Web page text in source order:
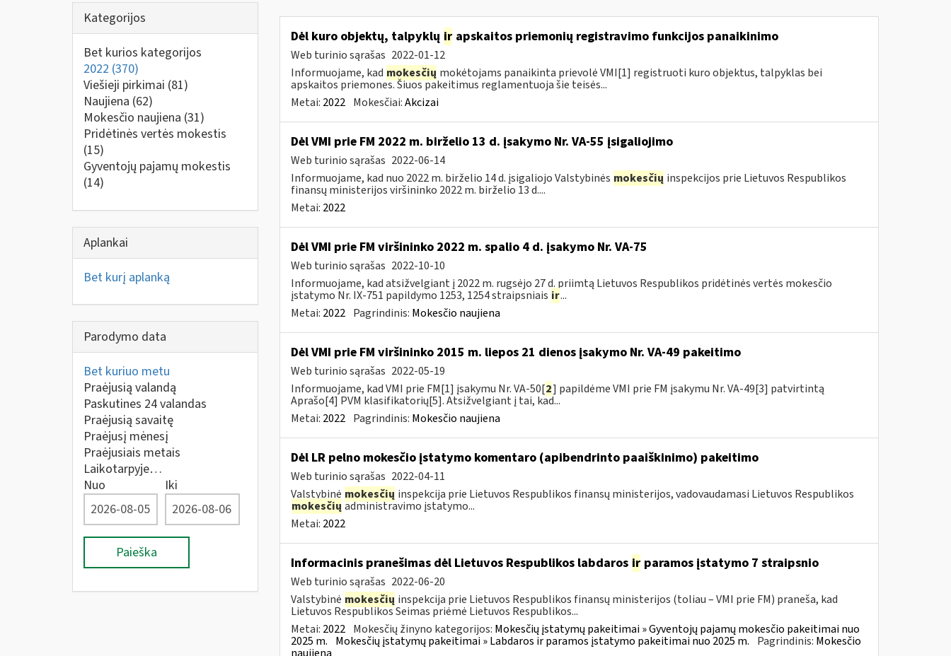
Kategorijos
Bet kurios kategorijos
2022 (370)
Viešieji pirkimai (81)
Naujiena (62)
Mokesčio naujiena (31)
Pridėtinės vertės mokestis
(15)
Gyventojų pajamų mokestis
(14)
Aplankai
Bet kurį aplanką
Parodymo data
Bet kuriuo metu
Praėjusią valandą
Paskutines 24 valandas
Praėjusią savaitę
Praėjusį mėnesį
Praėjusiais metais
Laikotarpyje…
Nuo
Iki
Paieška
Dėl kuro objektų, talpyklų irapskaitos priemonių registravimo funkcijos panaikinimo
Web turinio sąrašas 2022-01-12
Informuojame, kad mokesčių mokėtojams panaikinta prievolė VMI[1] registruoti kuro objektus, talpyklas bei
apskaitos priemones. Šiuos pakeitimus reglamentuoja šie teisės...
Metai: 2022 Mokesčiai:Akcizai
Dėl VMI prie FM 2022 m. birželio 13 d. įsakymo Nr. VA-55 įsigaliojimo
Web turinio sąrašas 2022-06-14
Informuojame, kad nuo 2022 m. birželio 14 d. įsigaliojo Valstybinės mokesčių inspekcijos prie Lietuvos Respublikos
finansų ministerijos viršininko 2022 m. birželio 13 d....
Metai: 2022
Dėl VMI prie FM viršininko 2022 m. spalio 4 d. įsakymo Nr. VA-75
Web turinio sąrašas 2022-10-10
Informuojame, kad atsižvelgiant į 2022 m. rugsėjo 27 d. priimtą Lietuvos Respublikos pridėtinės vertės mokesčio
įstatymo Nr. IX-751 papildymo 1253, 1254 straipsniais ir...
Metai: 2022 Pagrindinis: Mokesčio naujiena
Dėl VMI prie FM viršininko 2015 m. liepos 21 dienos įsakymo Nr. VA-49 pakeitimo
Web turinio sąrašas 2022-05-19
Informuojame, kad VMI prie FM[1] įsakymu Nr. VA-50[2] papildėme VMI prie FM įsakymu Nr. VA-49[3] patvirtintą
Aprašo[4] PVM klasifikatorių[5]. Atsižvelgiant į tai, kad...
Metai: 2022 Pagrindinis: Mokesčio naujiena
Dėl LR pelno mokesčio įstatymo komentaro (apibendrinto paaiškinimo) pakeitimo
Web turinio sąrašas 2022-04-11
Valstybinė mokesčių inspekcija prie Lietuvos Respublikos finansų ministerijos, vadovaudamasi Lietuvos Respublikos
mokesčių administravimo įstatymo...
Metai: 2022
Informacinis pranešimas dėl Lietuvos Respublikos labdaros irparamos įstatymo 7 straipsnio
Web turinio sąrašas 2022-06-20
Valstybinė mokesčių inspekcija prie Lietuvos Respublikos finansų ministerijos (toliau – VMI prie FM) praneša, kad
Lietuvos Respublikos Seimas priėmė Lietuvos Respublikos...
Metai: 2022 Mokesčių žinyno kategorijos: Mokesčių įstatymų pakeitimai » Gyventojų pajamų mokesčio pakeitimai nuo
2025 m. Mokesčių įstatymų pakeitimai » Labdaros ir paramos įstatymo pakeitimai nuo 2025 m. Pagrindinis: Mokesčio